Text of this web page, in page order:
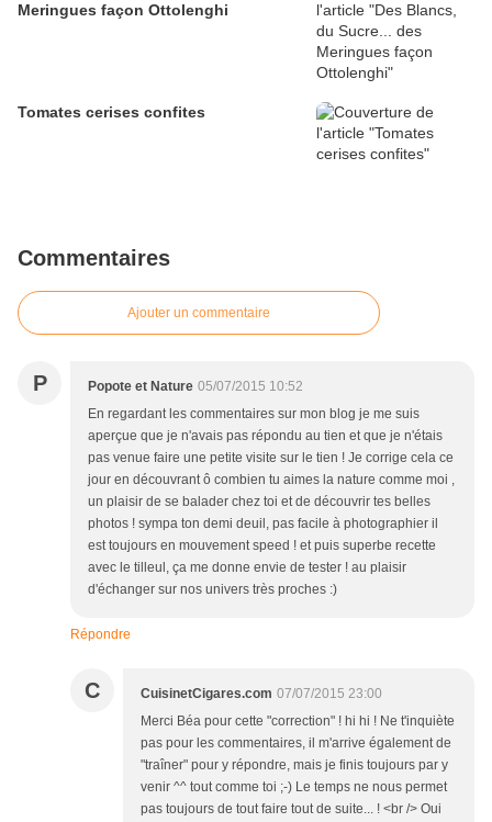
Meringues façon Ottolenghi
Tomates cerises confites
Commentaires
Ajouter un commentaire
P Popote et Nature 05/07/2015 10:52
En regardant les commentaires sur mon blog je me suis
aperçue que je n'avais pas répondu au tien et que je n'étais
pas venue faire une petite visite sur le tien ! Je corrige cela ce
jour en découvrant ô combien tu aimes la nature comme moi ,
un plaisir de se balader chez toi et de découvrir tes belles
photos ! sympa ton demi deuil, pas facile à photographier il
est toujours en mouvement speed ! et puis superbe recette
avec le tilleul, ça me donne envie de tester ! au plaisir
d'échanger sur nos univers très proches :)
Répondre
C CuisinetCigares.com 07/07/2015 23:00
Merci Béa pour cette "correction" ! hi hi ! Ne t'inquiète
pas pour les commentaires, il m'arrive également de
"traîner" pour y répondre, mais je finis toujours par y
venir ^^ tout comme toi ;-) Le temps ne nous permet
pas toujours de tout faire tout de suite... ! <br /> Oui